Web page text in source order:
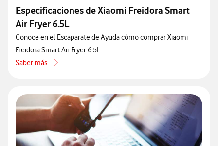
Especificaciones de Xiaomi Freidora Smart
Air Fryer 6.5L
Conoce en el Escaparate de Ayuda cómo comprar Xiaomi
Freidora Smart Air Fryer 6.5L
Saber más
acerca de Especificaciones de Xiaomi Freidora Smart Air Fryer 6.5L